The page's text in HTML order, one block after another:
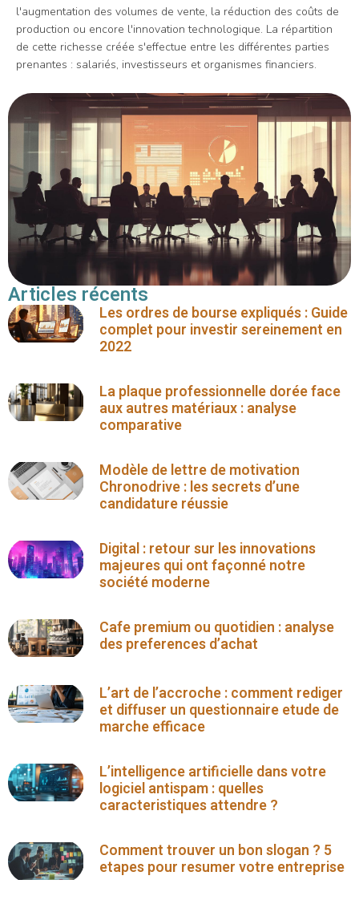
l'augmentation des volumes de vente, la réduction des coûts de
production ou encore l'innovation technologique. La répartition
de cette richesse créée s'effectue entre les différentes parties
prenantes : salariés, investisseurs et organismes financiers.
Articles récents
Les ordres de bourse expliqués : Guide
complet pour investir sereinement en
2022
La plaque professionnelle dorée face
aux autres matériaux : analyse
comparative
Modèle de lettre de motivation
Chronodrive : les secrets d’une
candidature réussie
Digital : retour sur les innovations
majeures qui ont façonné notre
société moderne
Cafe premium ou quotidien : analyse
des preferences d’achat
L’art de l’accroche : comment rediger
et diffuser un questionnaire etude de
marche efficace
L’intelligence artificielle dans votre
logiciel antispam : quelles
caracteristiques attendre ?
Comment trouver un bon slogan ? 5
etapes pour resumer votre entreprise